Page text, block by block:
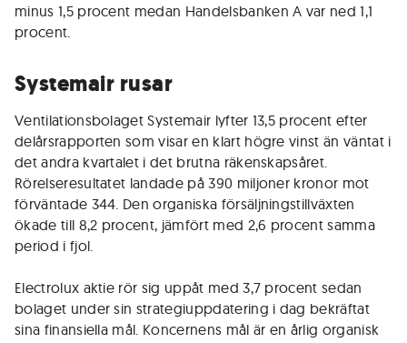
minus 1,5 procent medan Handelsbanken A var ned 1,1
procent.
Systemair rusar
Ventilationsbolaget Systemair lyfter 13,5 procent efter
delårsrapporten som visar en klart högre vinst än väntat i
det andra kvartalet i det brutna räkenskapsåret.
Rörelseresultatet landade på 390 miljoner kronor mot
förväntade 344. Den organiska försäljningstillväxten
ökade till 8,2 procent, jämfört med 2,6 procent samma
period i fjol.
Electrolux aktie rör sig uppåt med 3,7 procent sedan
bolaget under sin strategiuppdatering i dag bekräftat
sina finansiella mål. Koncernens mål är en årlig organisk